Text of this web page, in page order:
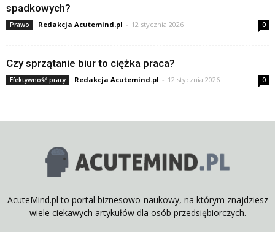
spadkowych?
Prawo Redakcja Acutemind.pl - 12 stycznia 2026 0
Czy sprzątanie biur to ciężka praca?
Efektywność pracy Redakcja Acutemind.pl - 12 stycznia 2026 0
AcuteMind.pl to portal biznesowo-naukowy, na którym znajdziesz
wiele ciekawych artykułów dla osób przedsiębiorczych.